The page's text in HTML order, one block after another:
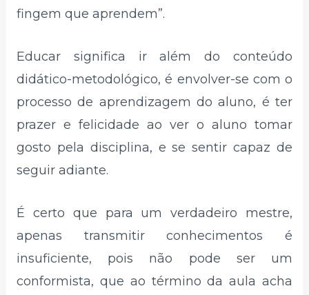
fingem que aprendem”.
Educar significa ir além do conteúdo
didático-metodológico, é envolver-se com o
processo de aprendizagem do aluno, é ter
prazer e felicidade ao ver o aluno tomar
gosto pela disciplina, e se sentir capaz de
seguir adiante.
É certo que para um verdadeiro mestre,
apenas transmitir conhecimentos é
insuficiente, pois não pode ser um
conformista, que ao término da aula acha